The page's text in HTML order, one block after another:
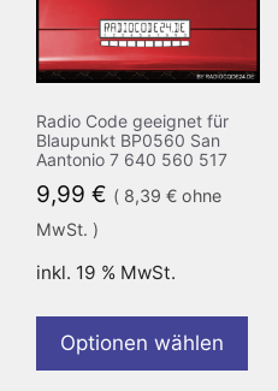
Radio Code geeignet für
Blaupunkt BP0560 San
Aantonio 7 640 560 517
9,99 € ( 8,39 € ohne
MwSt. )
inkl. 19 % MwSt.
Optionen wählen